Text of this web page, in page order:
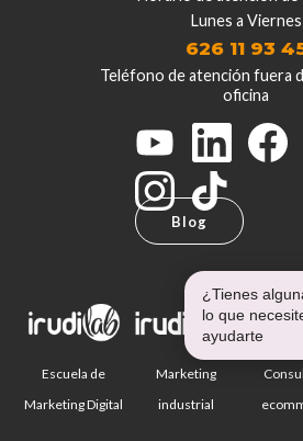
Lunes a Viernes
626 11 93
Teléfono de atención fuera
oficina
Blog
Escuela de
Marketing Digital
Marketing
industrial
¿Tienes
lo que
ayudarte